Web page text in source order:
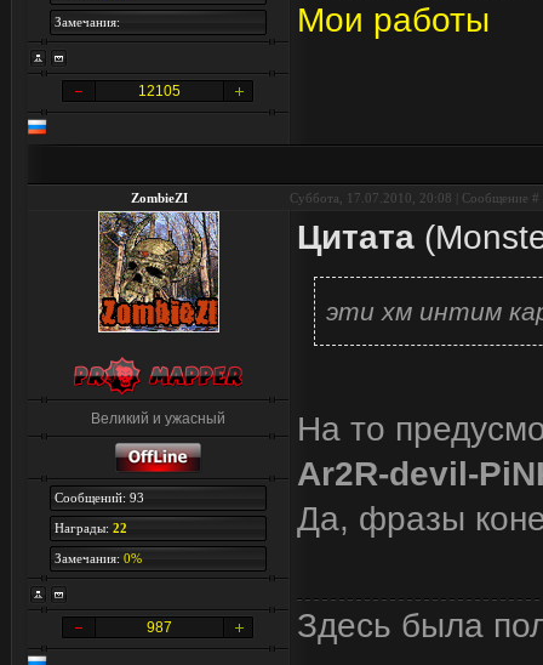
Замечания:
12105
Мои работы
ZombieZI Суббота, 17.07.2010, 20:08 | Сообщение #
Великий и ужасный
Сообщений: 93
Награды: 22
Замечания: 0%
987
Цитата (
эти хм интим
На то
Ar2R-devil-
Да, фразы
Здесь была